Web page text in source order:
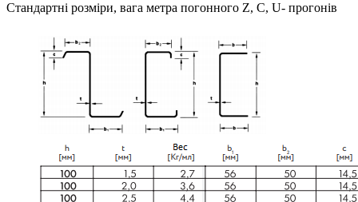
Стандартні розміри, вага метра погонного Z, C, U- прогонів